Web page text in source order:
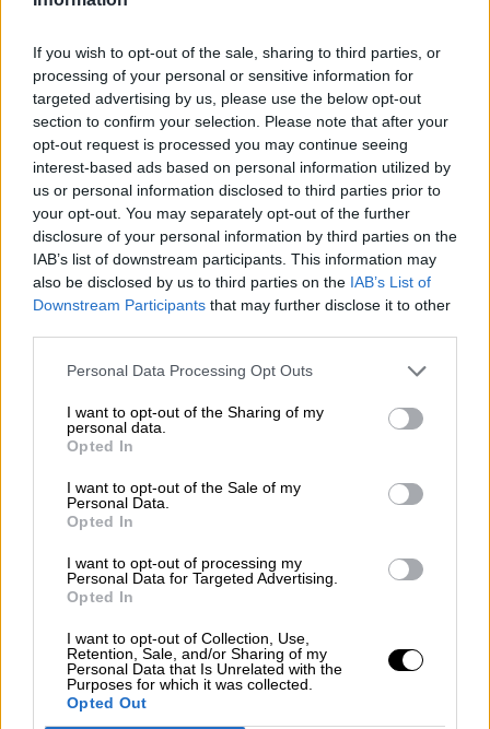
If you wish to opt-out of the sale, sharing to third parties, or
processing of your personal or sensitive information for
targeted advertising by us, please use the below opt-out
section to confirm your selection. Please note that after your
opt-out request is processed you may continue seeing
interest-based ads based on personal information utilized by
us or personal information disclosed to third parties prior to
your opt-out. You may separately opt-out of the further
disclosure of your personal information by third parties on the
IAB’s list of downstream participants. This information may
also be disclosed by us to third parties on the IAB’s List of
Downstream Participants that may further disclose it to other
Personal Data Processing Opt Outs
I want to opt-out of the Sharing of my
personal data.
Opted In
I want to opt-out of the Sale of my
Personal Data.
Opted In
I want to opt-out of processing my
Personal Data for Targeted Advertising.
Opted In
I want to opt-out of Collection, Use,
Retention, Sale, and/or Sharing of my
Personal Data that Is Unrelated with the
Purposes for which it was collected.
Opted Out
Test de antígenos en el municipio de Móstoles.
Grifols presenta un estudio sobre un
medicamento que podría garantizar la
inmunidad inmediata contra la Covid-
19
PorRedacción La Hora Digital
Más artículos de este autor
OPINIONES DIVERSAS
¿La ciudadanía de Occidente es
consciente del riesgo de una tercera
Por Álvaro Frutos Rosado y Gabinete Geopolítica de
Crisis
Suelta y confía